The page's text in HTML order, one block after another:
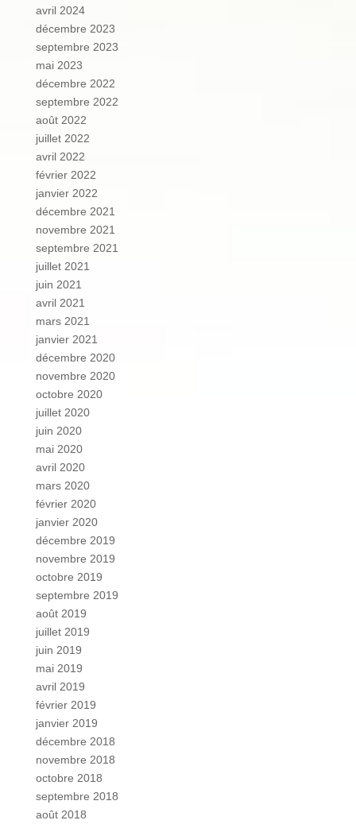
avril 2024
décembre 2023
septembre 2023
mai 2023
décembre 2022
septembre 2022
août 2022
juillet 2022
avril 2022
février 2022
janvier 2022
décembre 2021
novembre 2021
septembre 2021
juillet 2021
juin 2021
avril 2021
mars 2021
janvier 2021
décembre 2020
novembre 2020
octobre 2020
juillet 2020
juin 2020
mai 2020
avril 2020
mars 2020
février 2020
janvier 2020
décembre 2019
novembre 2019
octobre 2019
septembre 2019
août 2019
juillet 2019
juin 2019
mai 2019
avril 2019
février 2019
janvier 2019
décembre 2018
novembre 2018
octobre 2018
septembre 2018
août 2018